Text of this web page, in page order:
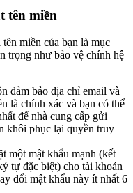
tên miền
miền của bạn là mục
trọng như bảo vệ chính hệ
đảm bảo địa chỉ email và
là chính xác và bạn có thể
để nhà cung cấp gửi
khôi phục lại quyền truy
một mật khẩu mạnh (kết
tự đặc biệt) cho tài khoản
đổi mật khẩu này ít nhất 6